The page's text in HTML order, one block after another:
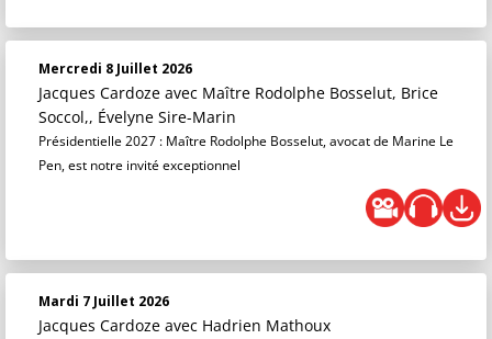
Mercredi 8 Juillet 2026
Jacques Cardoze avec Maître Rodolphe Bosselut, Brice
Soccol,, Évelyne Sire-Marin
Présidentielle 2027 : Maître Rodolphe Bosselut, avocat de Marine Le
Pen, est notre invité exceptionnel
Mardi 7 Juillet 2026
Jacques Cardoze avec Hadrien Mathoux